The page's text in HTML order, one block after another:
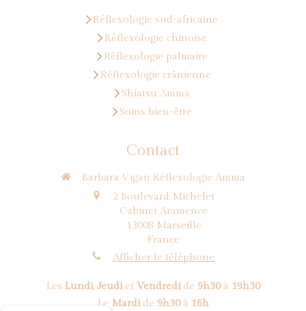
Réflexologie sud-africaine
Réflexologie chinoise
Réflexologie palmaire
Réflexologie crânienne
Shiatsu Amma
Soins bien-être
Contact
Barbara Vigan Réflexologie Amma
2 Boulevard Michelet
Cabinet Aramence
13008 Marseille
France
Afficher le téléphone
Les Lundi, Jeudiet Vendredide 9h30à 19h30
Le Mardide 9h30à 16h